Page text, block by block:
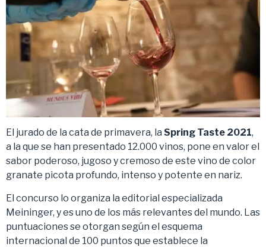
El jurado de la cata de primavera, la Spring Taste 2021,
a la que se han presentado 12.000 vinos, pone en valor el
sabor poderoso, jugoso y cremoso de este vino de color
granate picota profundo, intenso y potente en nariz.
El concurso lo organiza la editorial especializada
Meininger, y es uno de los más relevantes del mundo. Las
puntuaciones se otorgan según el esquema
internacional de 100 puntos que establece la